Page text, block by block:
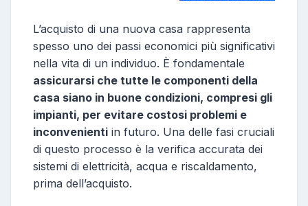
L’acquisto di una nuova casa rappresenta
spesso uno dei passi economici più significativi
nella vita di un individuo. È fondamentale
assicurarsi che tutte le componenti della
casa siano in buone condizioni, compresi gli
impianti, per evitare costosi problemi e
inconvenienti in futuro. Una delle fasi cruciali
di questo processo è la verifica accurata dei
sistemi di elettricità, acqua e riscaldamento,
prima dell’acquisto.